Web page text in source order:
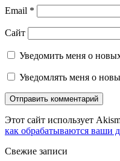
Email *
Сайт
Уведомить меня о
Уведомлять меня о
Этот сайт использует
как обрабатываются ваши
Свежие записи